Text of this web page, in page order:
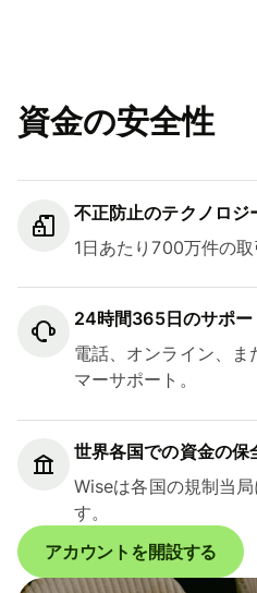
資金の安全性
不正防止のテクノロジ
1日あたり700万件の取
24時間365日のサポー
電話、オンライン、ま
マーサポート。
世界各国での資金の保
Wiseは各国の規制当
す。
アカウントを開設する